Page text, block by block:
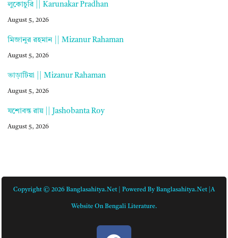
লুকোচুরি || Karunakar Pradhan
August 5, 2026
মিজানুর রহমান || Mizanur Rahaman
August 5, 2026
ভাড়াটিয়া || Mizanur Rahaman
August 5, 2026
যশোবন্ত রায় || Jashobanta Roy
August 5, 2026
Copyright © 2026 Banglasahitya.net | Powered By Banglasahitya.net |A
Website On Bengali Literature.